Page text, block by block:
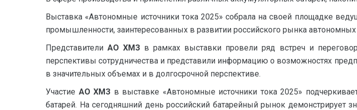
Выставка «Автономные источники тока 2025» собрала на своей площадке
промышленности, заинтересованных в развитии российского рынка автономных
ПредставителиАО ХМЗ в рамках выставки провели ряд встреч и
перспективы сотрудничества и представили информацию о возможностях
в значительных объемах и в долгосрочной перспективе.
Участие АО ХМЗ в выставке «Автономные источники тока 2025»
батарей. На сегодняшний день российский батарейный рынок демонстрирует